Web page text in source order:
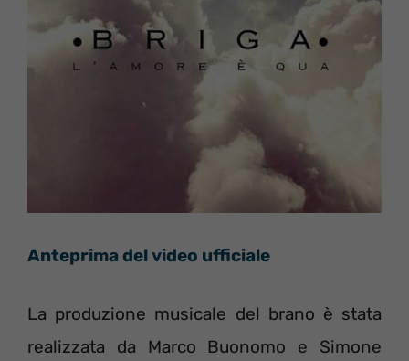
Anteprima del video ufficiale
La produzione musicale del brano è stata
realizzata da Marco Buonomo e Simone